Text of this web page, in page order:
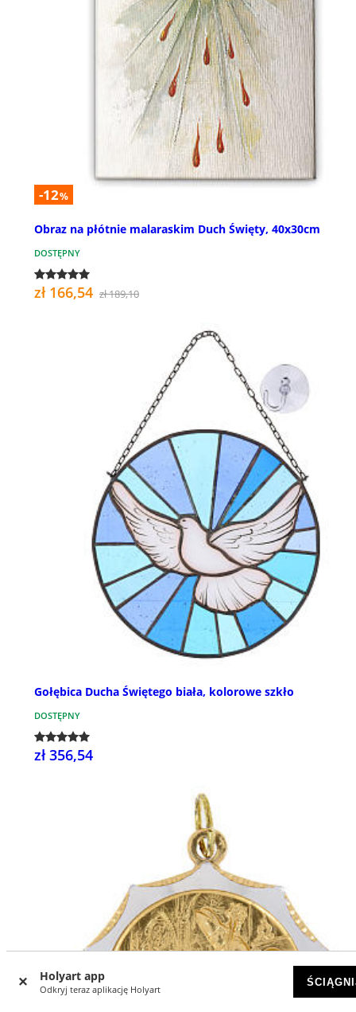
Holyart app
Odkryj teraz aplikację Holyart
-12%
Obraz na płótnie malaraskim Duch Święty, 40x30cm
DOSTĘPNY
zł 166,54 zł 189,10
Gołębica Ducha Świętego biała, kolorowe szkło
DOSTĘPNY
zł 356,54